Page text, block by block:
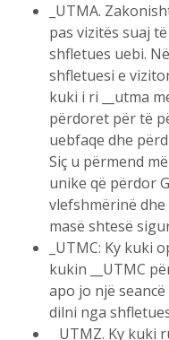
_UTMA.
pas vizitës suaj
shfletues uebi.
shfletuesi e
kuki i ri __utma
përdoret për të
uebfaqe dhe
Siç u përmend
unike që përdor
vlefshmërinë
masë shtesë
_UTMC: Ky kuki
kukin __UTMC
apo jo një
dilni nga
_UTMZ. Ky